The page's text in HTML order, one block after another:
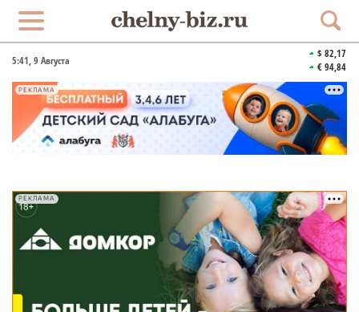
5:41, 9 Августа
$ 82,17
€ 94,84
РЕКЛАМА
РЕКЛАМА